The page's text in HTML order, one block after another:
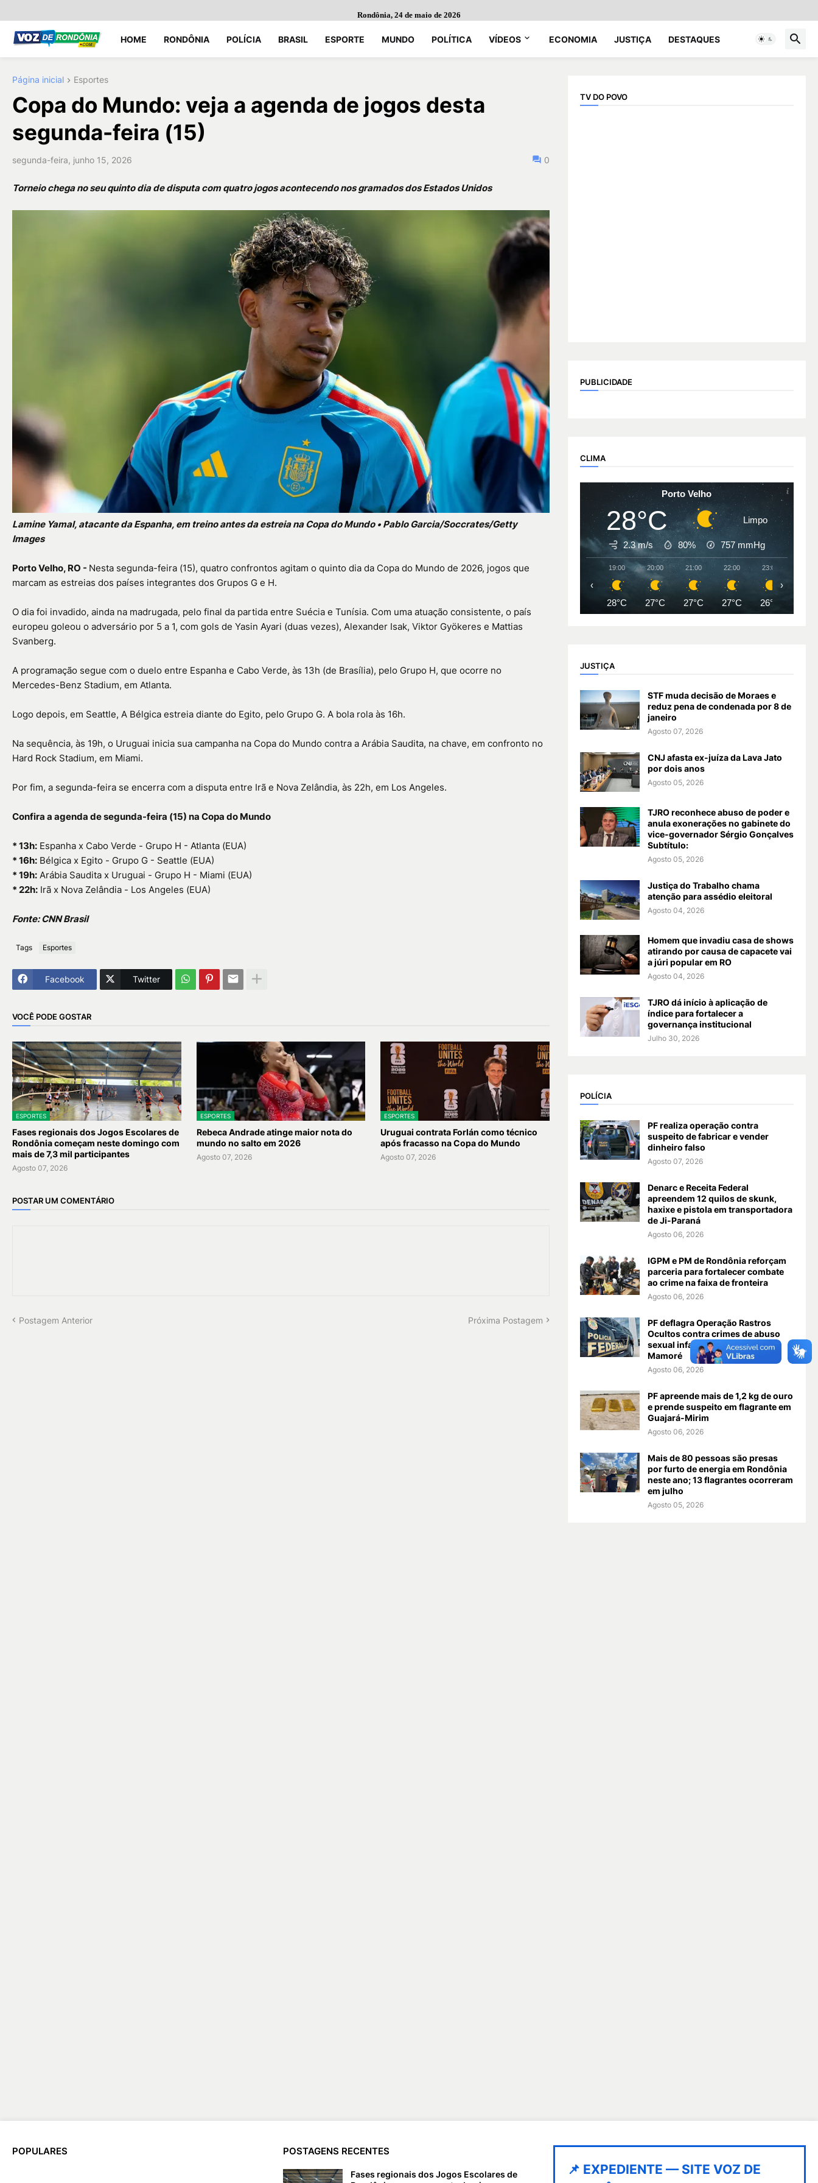
Rondônia, 24 de maio de 2026
HOME RONDÔNIA POLÍCIA BRASIL ESPORTE MUNDO POLÍTICA VÍDEOS ECONOMIA JUSTIÇA DESTAQUES
Página inicial Esportes
Copa do Mundo: veja a agenda de jogos desta
segunda-feira (15)
segunda-feira, junho 15, 2026 0
Torneio chega no seu quinto dia de disputa com quatro jogos acontecendo nos gramados dos Estados Unidos
Lamine Yamal, atacante da Espanha, em treino antes da estreia na Copa do Mundo • Pablo Garcia/Soccrates/Getty
Images
Porto Velho, RO - Nesta segunda-feira (15), quatro confrontos agitam o quinto dia da Copa do Mundo de 2026, jogos que
marcam as estreias dos países integrantes dos Grupos G e H.
O dia foi invadido, ainda na madrugada, pelo final da partida entre Suécia e Tunísia. Com uma atuação consistente, o país
europeu goleou o adversário por 5 a 1, com gols de Yasin Ayari (duas vezes), Alexander Isak, Viktor Gyökeres e Mattias
Svanberg.
A programação segue com o duelo entre Espanha e Cabo Verde, às 13h (de Brasília), pelo Grupo H, que ocorre no
Mercedes-Benz Stadium, em Atlanta.
Logo depois, em Seattle, A Bélgica estreia diante do Egito, pelo Grupo G. A bola rola às 16h.
Na sequência, às 19h, o Uruguai inicia sua campanha na Copa do Mundo contra a Arábia Saudita, na chave, em confronto no
Hard Rock Stadium, em Miami.
Por fim, a segunda-feira se encerra com a disputa entre Irã e Nova Zelândia, às 22h, em Los Angeles.
Confira a agenda de segunda-feira (15) na Copa do Mundo
* 13h: Espanha x Cabo Verde - Grupo H - Atlanta (EUA)
* 16h: Bélgica x Egito - Grupo G - Seattle (EUA)
* 19h: Arábia Saudita x Uruguai - Grupo H - Miami (EUA)
* 22h: Irã x Nova Zelândia - Los Angeles (EUA)
Fonte: CNN Brasil
Tags Esportes
Facebook Twitter
VOCÊ PODE GOSTAR
ESPORTES
Fases regionais dos Jogos Escolares de
Rondônia começam neste domingo com
mais de 7,3 mil participantes
Agosto 07, 2026
ESPORTES
Rebeca Andrade atinge maior nota do
mundo no salto em 2026
Agosto 07, 2026
ESPORTES
Uruguai contrata Forlán como técnico
após fracasso na Copa do Mundo
Agosto 07, 2026
POSTAR UM COMENTÁRIO
Postagem Anterior Próxima Postagem
TV DO POVO
PUBLICIDADE
CLIMA
Porto Velho
28°C Limpo
2.3 m/s 80% 757mmHg
19:00
28°C
20:00
27°C
21:00
27°C
22:00
27°C
23:00
26°C
‹ ›
JUSTIÇA
STF muda decisão de Moraes e
reduz pena de condenada por 8 de
janeiro
Agosto 07, 2026
CNJ afasta ex-juíza da Lava Jato
por dois anos
Agosto 05, 2026
TJRO reconhece abuso de poder e
anula exonerações no gabinete do
vice-governador Sérgio Gonçalves
Subtítulo:
Agosto 05, 2026
Justiça do Trabalho chama
atenção para assédio eleitoral
Agosto 04, 2026
Homem que invadiu casa de shows
atirando por causa de capacete vai
a júri popular em RO
Agosto 04, 2026
TJRO dá início à aplicação de
índice para fortalecer a
governança institucional
Julho 30, 2026
POLÍCIA
PF realiza operação contra
suspeito de fabricar e vender
dinheiro falso
Agosto 07, 2026
Denarc e Receita Federal
apreendem 12 quilos de skunk,
haxixe e pistola em transportadora
de Ji-Paraná
Agosto 06, 2026
IGPM e PM de Rondônia reforçam
parceria para fortalecer combate
ao crime na faixa de fronteira
Agosto 06, 2026
PF deflagra Operação Rastros
Ocultos contra crimes de abuso
sexual infantojuvenil em Nova
Mamoré
Agosto 06, 2026
PF apreende mais de 1,2 kg de ouro
e prende suspeito em flagrante em
Guajará-Mirim
Agosto 06, 2026
Mais de 80 pessoas são presas
por furto de energia em Rondônia
neste ano; 13 flagrantes ocorreram
em julho
Agosto 05, 2026
POPULARES POSTAGENS RECENTES
Fases regionais dos Jogos Escolares de
📌 EXPEDIENTE — SITE VOZ DE